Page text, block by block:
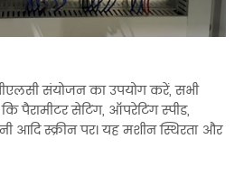
संयोजन का उपयोग करें, सभी
पैरामीटर सेटिंग, ऑपरेटिंग स्पीड,
आदि स्क्रीन पर। यह मशीन स्थिरता और